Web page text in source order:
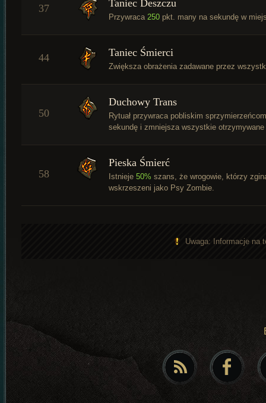
37 Taniec Deszczu
Przywraca 250 pkt. many na sekundę w
44 Taniec Śmierci
Zwiększa obrażenia zadawane przez
50
Duchowy Trans
Rytuał przywraca pobliskim
sekundę i zmniejsza wszystkie
58
Pieska Śmierć
Istnieje 50% szans, że wrogowie, którzy
wskrzeszeni jako Psy Zombie.
Uwaga: Informacje na